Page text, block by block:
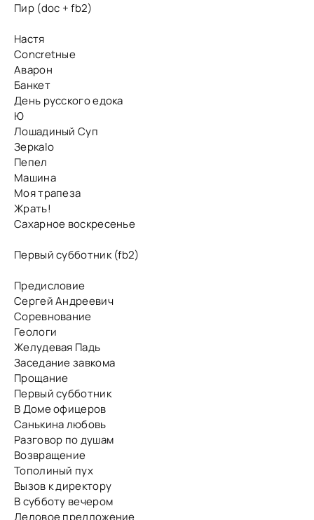
Пир (doc + fb2)
Настя
Concretные
Аварон
Банкет
День русского едока
Ю
Лошадиный Суп
Зеркаlо
Пепел
Машина
Моя трапеза
Жрать!
Сахарное воскресенье
Первый субботник (fb2)
Предисловие
Сергей Андреевич
Соревнование
Геологи
Желудевая Падь
Заседание завкома
Прощание
Первый субботник
В Доме офицеров
Санькина любовь
Разговор по душам
Возвращение
Тополиный пух
Вызов к директору
В субботу вечером